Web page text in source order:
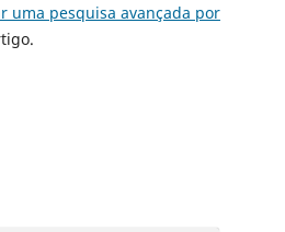
uma pesquisa avançada por